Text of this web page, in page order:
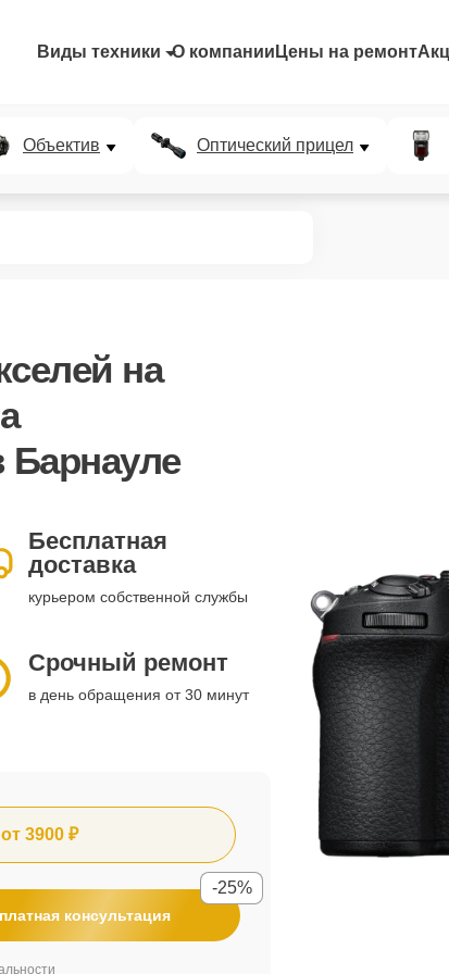
Виды техники О компании Цены на ремонт
Объектив Оптический прицел
на
Барнауле
Бесплатная
доставка
курьером собственной службы
Срочный ремонт
в день обращения от 30 минут
от 3900 ₽
консультация
-25%